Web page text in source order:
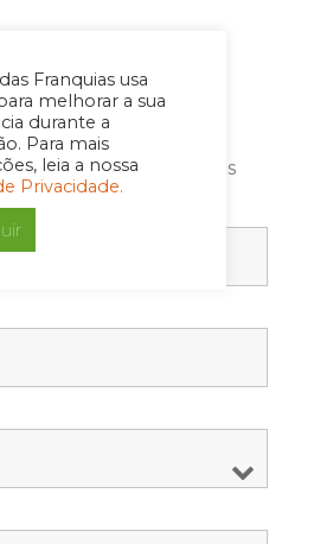
Franquias usa
melhorar a sua
durante a
Para mais
leia a nossa
Privacidade.
a
<span class="ninja-
span> são requeridos